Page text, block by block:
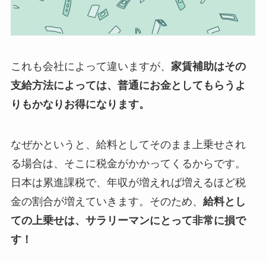
これも会社によって違いますが、 家賃補助はその
支給方法によっては、普通にお金としてもらうよ
りもかなりお得になります。
なぜかというと、給料としてそのまま上乗せされ
る場合は、そこに税金がかかってくるからです。
日本は累進課税で、年収が増えれば増えるほど税
金の割合が増えていきます。そのため、 給料とし
ての上乗せは、サラリーマンにとって非常に損で
す！